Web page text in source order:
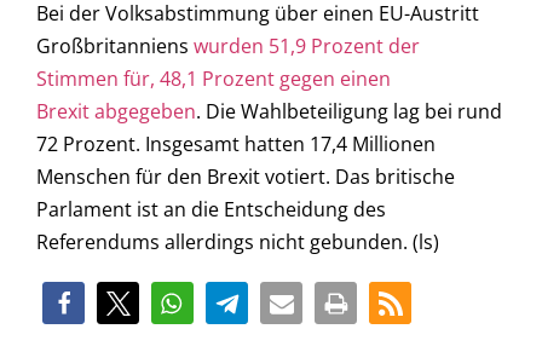
Bei der Volksabstimmung über einen EU-Austritt
Großbritanniens wurden 51,9 Prozent der
Stimmen für, 48,1 Prozent gegen einen
Brexit abgegeben. Die Wahlbeteiligung lag bei rund
72 Prozent. Insgesamt hatten 17,4 Millionen
Menschen für den Brexit votiert. Das britische
Parlament ist an die Entscheidung des
Referendums allerdings nicht gebunden. (ls)